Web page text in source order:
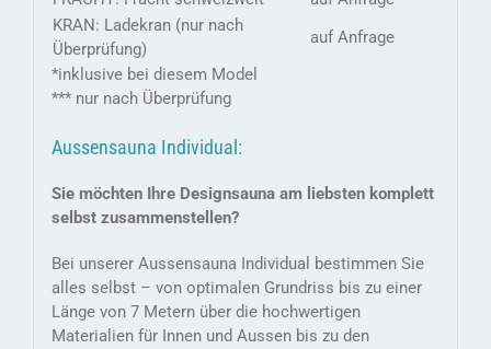
KRAN: Ladekran (nur nach
Überprüfung)
auf Anfrage
*inklusive bei diesem Model
*** nur nach Überprüfung
Aussensauna Individual:
Sie möchten Ihre Designsauna am liebsten komplett
selbst zusammenstellen?
Bei unserer Aussensauna Individual bestimmen Sie
alles selbst – von optimalen Grundriss bis zu einer
Länge von 7 Metern über die hochwertigen
Materialien für Innen und Aussen bis zu den